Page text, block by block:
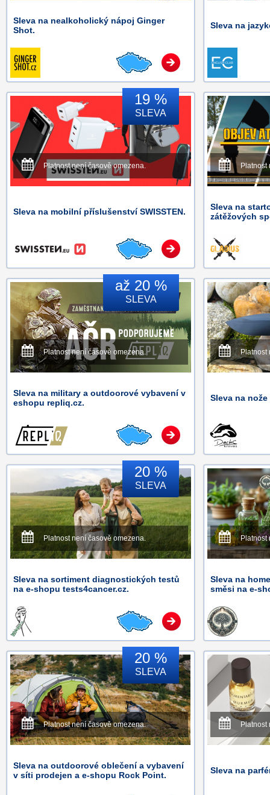
Sleva na nealkoholický nápoj Ginger
Shot.
Sleva na
19 %
SLEVA
Platnost není časově omezena.
Sleva na mobilní příslušenství SWISSTEN.
Platnost
Sleva na
zátěžových
až 20 %
SLEVA
Platnost není časově omezena.
Sleva na military a outdoorové vybavení v
eshopu repliq.cz.
Platnost
Sleva na
20 %
SLEVA
Platnost není časově omezena.
Sleva na sortiment diagnostických testů
na e-shopu tests4cancer.cz.
Platnost
Sleva na
směsi na e-
20 %
SLEVA
Platnost není časově omezena.
Sleva na outdoorové oblečení a vybavení
v síti prodejen a e-shopu Rock Point.
Platnost
Sleva na